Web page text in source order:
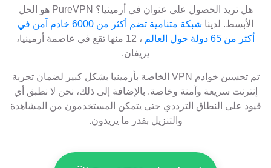
هل تريد الحصول على عنوان في أرمينيا؟ PureVPN هو الحل
الأبسط. لدينا
شبكة متنامية تضم أكثر من 6000 خادم آمن في
أكثر من 65 دولة حول العالم
، 12 منها تقع في عاصمة أرمينيا،
يريفان.
تم تحسين خوادم VPN الخاصة بأرمينيا بشكل كبير لضمان تجربة
إنترنت سريعة وآمنة وخاصة. بالإضافة إلى ذلك، نحن لا نطبق أي
قيود على النطاق الترددي حتى يتمكن المستخدمون من المشاهدة
والتنزيل بقدر ما يريدون.